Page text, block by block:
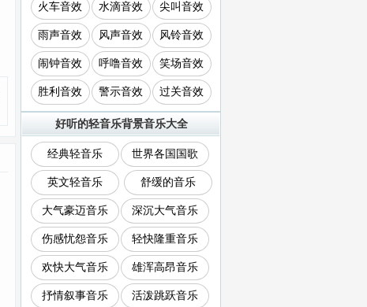
火车音效 水滴音效 尖叫音效
雨声音效 风声音效 风铃音效
闹钟音效 呼噜音效 笑场音效
胜利音效 警示音效 过关音效
好听的轻音乐背景音乐大全
经典轻音乐 世界各国国歌
英文轻音乐 舒缓的音乐
大气豪迈音乐 深沉大气音乐
伤感忧怨音乐 轻快隆重音乐
欢快大气音乐 雄浑高昂音乐
抒情叙事音乐 活泼跳跃音乐